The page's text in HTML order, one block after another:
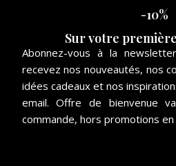
-10%
Sur votre
Abonnez-vous à la
recevez nos nouveautés, nos
idées cadeaux et nos
email. Offre de bienvenue
commande, hors promotions en